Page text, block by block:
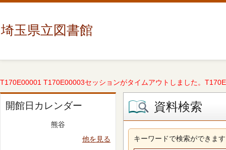
埼玉県立図書館
T170E00001 T170E00003セッションがタイムアウトしました。
開館日カレンダー
熊谷
他を見る
資料検索
キーワードで検索ができます